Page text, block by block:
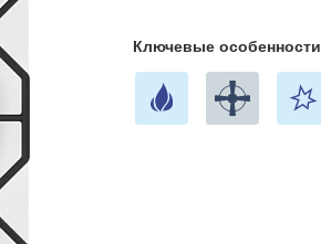
Ключевые особенности